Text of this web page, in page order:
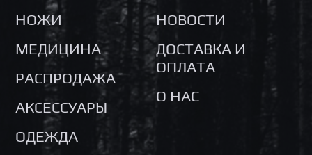
НОЖИ
МЕДИЦИНА
РАСПРОДАЖА
АКСЕССУАРЫ
ОДЕЖДА
НОВОСТИ
ДОСТАВКА И
ОПЛАТА
О НАС